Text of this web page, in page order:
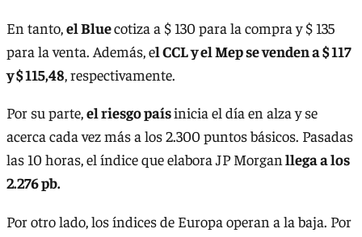
En tanto,el Bluecotiza a $ 130 para la compra y $ 135
para la venta. Además, el CCL y el Mep se venden a $ 117
y $ 115,48, respectivamente.
Por su parte,el riesgo paísinicia el día en alza y se
acerca cada vez más a los 2.300 puntos básicos. Pasadas
las 10 horas, el índice que elabora JP Morgan llega a los
2.276 pb.
Por otro lado, los índices de Europa operan a la baja. Por